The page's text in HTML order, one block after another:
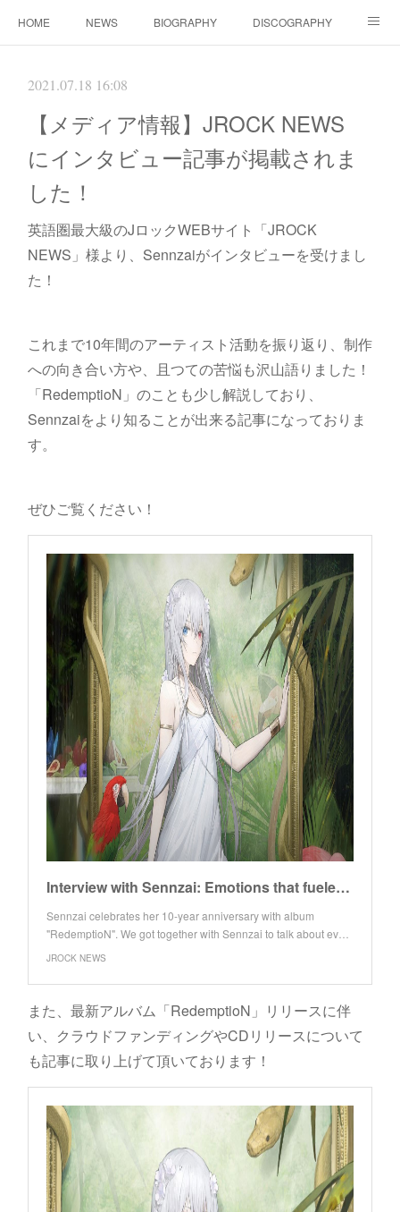
HOME NEWS BIOGRAPHY DISCOGRAPHY
2021.07.18 16:08
【メディア情報】JROCK NEWS
にインタビュー記事が掲載されま
した！
英語圏最大級のJロックWEBサイト「JROCK
NEWS」様より、Sennzaiがインタビューを受けまし
た！
これまで10年間のアーティスト活動を振り返り、制作
への向き合い方や、且つての苦悩も沢山語りました！
「RedemptioN」のことも少し解説しており、
Sennzaiをより知ることが出来る記事になっておりま
す。
ぜひご覧ください！
Interview with Sennzai: Emotions that fueled 10 years of beautiful music
Sennzai celebrates her 10-year anniversary with album
"RedemptioN". We got together with Sennzai to talk about ev…
JROCK NEWS
また、最新アルバム「RedemptioN」リリースに伴
い、クラウドファンディングやCDリリースについて
も記事に取り上げて頂いております！